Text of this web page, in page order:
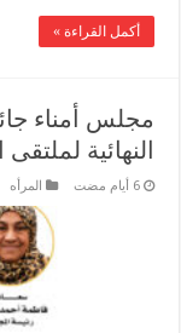
أكمل القراءة »
مجلس أمناء
النهائية لملتقى
‏6 أيام مضت المرأه